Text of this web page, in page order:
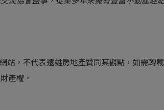
站，不代表遠雄房地產贊同其觀點，如需轉
產權。